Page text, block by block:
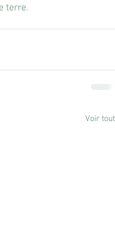
terre.
Voir tout